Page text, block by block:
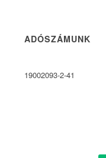
ADÓSZÁMUNK
19002093-2-41